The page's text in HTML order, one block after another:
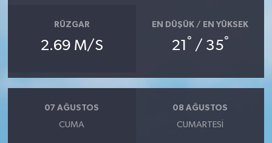
RÜZGAR
2.69 M/S
EN DÜŞÜK / EN YÜKSEK
21 ° / 35°
07 AĞUSTOS
CUMA
08 AĞUSTOS
CUMARTESI